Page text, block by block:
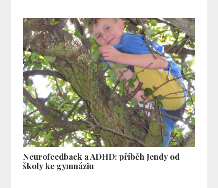
Neurofeedback a ADHD: příběh Jendy od
školy ke gymnáziu